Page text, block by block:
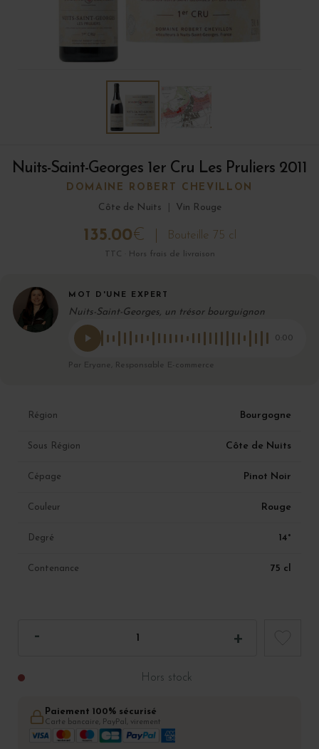
Nuits-Saint-Georges 1er Cru Les Pruliers 2011
DOMAINE ROBERT CHEVILLON
Côte de Nuits
Vin Rouge
135.00€ Bouteille 75 cl
TTC · Hors frais de livraison
MOT D'UNE EXPERT
Nuits-Saint-Georges, un trésor bourguignon
0:00
Par Eryane, Responsable E-commerce
Région Bourgogne
Sous Région Côte de Nuits
Cépage Pinot Noir
Couleur Rouge
Degré 14°
Contenance 75 cl
Hors stock
Paiement 100% sécurisé
Carte bancaire, PayPal, virement